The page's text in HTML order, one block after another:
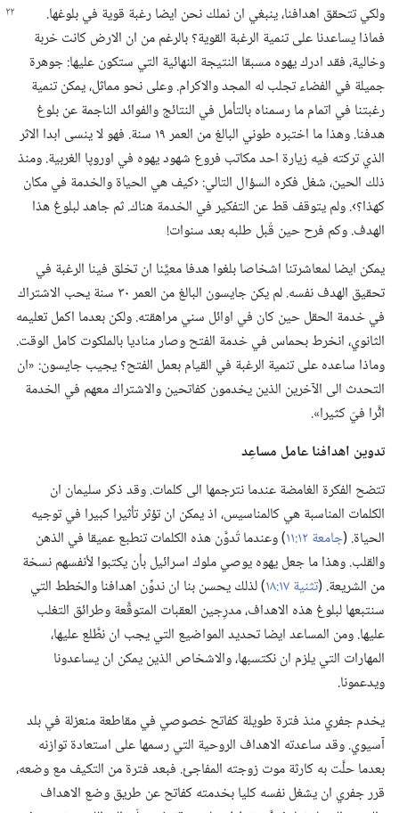
ولكي تتحقق اهدافنا،‏ ينبغي ان نملك نحن ايضا رغبة قوية في بلوغها.‏
فماذا يساعدنا على تنمية الرغبة القوية؟‏ بالرغم من ان الارض كانت خربة
وخالية،‏ فقد ادرك يهوه مسبقا النتيجة النهائية التي ستكون عليها:‏ جوهرة
جميلة في الفضاء تجلب له المجد والاكرام.‏ وعلى نحو مماثل،‏ يمكن تنمية
رغبتنا في اتمام ما رسمناه بالتأمل في النتائج والفوائد الناجمة عن بلوغ
هدفنا.‏ وهذا ما اختبره طوني البالغ من العمر ١٩ سنة.‏ فهو لا ينسى ابدا الاثر
الذي تركته فيه زيارة احد مكاتب فروع شهود يهوه في اوروپا الغربية.‏ ومنذ
ذلك الحين،‏ شغل فكره السؤال التالي:‏ ‹كيف هي الحياة والخدمة في مكان
كهذا؟‏›.‏ ولم يتوقف قط عن التفكير في الخدمة هناك.‏ ثم جاهد لبلوغ هذا
الهدف.‏ وكم فرح حين قُبل طلبه بعد سنوات!‏
يمكن ايضا لمعاشرتنا اشخاصا بلغوا هدفا معيَّنا ان تخلق فينا الرغبة في
تحقيق الهدف نفسه.‏ لم يكن جايسون البالغ من العمر ٣٠ سنة يحب الاشتراك
في خدمة الحقل حين كان في اوائل سني مراهقته.‏ ولكن بعدما اكمل تعليمه
الثانوي،‏ انخرط بحماس في خدمة الفتح وصار مناديا بالملكوت كامل الوقت.‏
وماذا ساعده على تنمية الرغبة في القيام بعمل الفتح؟‏ يجيب جايسون:‏ «ان
التحدث الى الآخرين الذين يخدمون كفاتحين والاشتراك معهم في الخدمة
اثَّرا فيّ كثيرا».‏
تدوين اهدافنا عامل مساعِد
تتضح الفكرة الغامضة عندما نترجمها الى كلمات.‏ وقد ذكر سليمان ان
الكلمات المناسبة هي كالمناسيس،‏ اذ يمكن ان تؤثر تأثيرا كبيرا في توجيه
الحياة.‏ (‏جامعة ١٢:‏١١
‏)‏ وعندما تُدوَّن هذه الكلمات تنطبع عميقا في الذهن
والقلب.‏ وهذا ما جعل يهوه يوصي ملوك اسرائيل بأن يكتبوا لأنفسهم نسخة
من الشريعة.‏ (‏تثنية ١٧:‏١٨
‏)‏ لذلك يحسن بنا ان ندوِّن اهدافنا والخطط التي
سنتبعها لبلوغ هذه الاهداف،‏ مدرِجين العقبات المتوقَّعة وطرائق التغلب
عليها.‏ ومن المساعد ايضا تحديد المواضيع التي يجب ان نطَّلع عليها،‏
المهارات التي يلزم ان نكتسبها،‏ والاشخاص الذين يمكن ان يساعدونا
ويدعمونا.‏
يخدم جفري منذ فترة طويلة كفاتح خصوصي في مقاطعة منعزلة في بلد
آسيوي.‏ وقد ساعدته الاهداف الروحية التي رسمها على استعادة توازنه
بعدما حلَّت به كارثة موت زوجته المفاجئ.‏ فبعد فترة من التكيف مع وضعه،‏
قرر جفري ان يشغل نفسه كليا بخدمته كفاتح عن طريق وضع الاهداف